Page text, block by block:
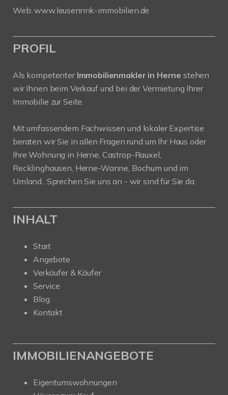
Web:www.leusenrink-immobilien.de
PROFIL
Als kompetenter Immobilienmakler in Herne stehen
wir Ihnen beim Verkauf und bei der Vermietung Ihrer
Immobilie zur Seite.
Mit umfassendem Fachwissen und lokaler Expertise
beraten wir Sie in allen Fragen rund um Ihr Haus oder
Ihre Wohnung in Herne, Castrop-Rauxel,
Recklinghausen, Herne-Wanne, Bochum und im
Umland.. Sprechen Sie uns an - wir sind für Sie da.
INHALT
Start
Angebote
Verkäufer & Käufer
Service
Blog
Kontakt
IMMOBILIENANGEBOTE
Eigentumswohnungen